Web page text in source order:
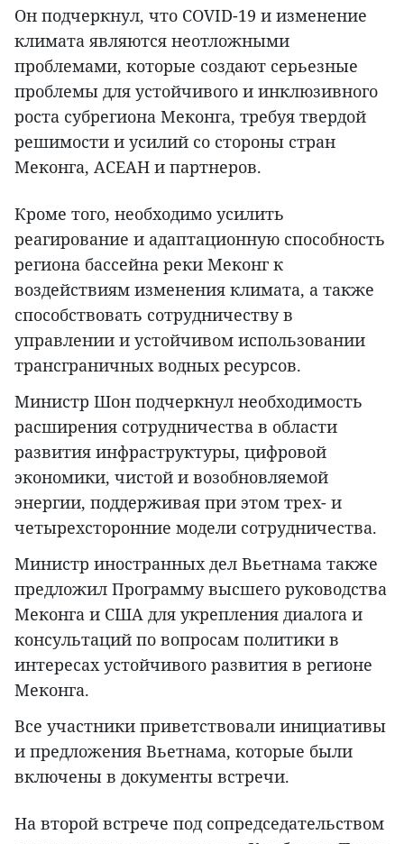
Он подчеркнул, что COVID-19 и изменение
климата являются неотложными
проблемами, которые создают серьезные
проблемы для устойчивого и инклюзивного
роста субрегиона Меконга, требуя твердой
решимости и усилий со стороны стран
Меконга, АСЕАН и партнеров.
Кроме того, необходимо усилить
реагирование и адаптационную способность
региона бассейна реки Меконг к
воздействиям изменения климата, а также
способствовать сотрудничеству в
управлении и устойчивом использовании
трансграничных водных ресурсов.
Министр Шон подчеркнул необходимость
расширения сотрудничества в области
развития инфраструктуры, цифровой
экономики, чистой и возобновляемой
энергии, поддерживая при этом трех- и
четырехсторонние модели сотрудничества.
Министр иностранных дел Вьетнама также
предложил Программу высшего руководства
Меконга и США для укрепления диалога и
консультаций по вопросам политики в
интересах устойчивого развития в регионе
Меконга.
Все участники приветствовали инициативы
и предложения Вьетнама, которые были
включены в документы встречи.
На второй встрече под сопредседательством